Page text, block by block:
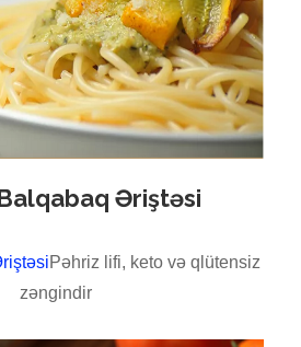
Əriştəsi
Pəhriz lifi, keto və qlütensiz
zəngindir